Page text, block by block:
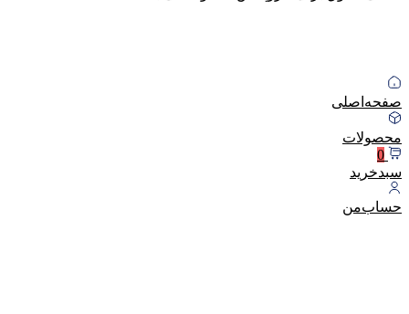
صفحه‌اصلی
محصولات
0
سبد‌خرید
حساب‌من